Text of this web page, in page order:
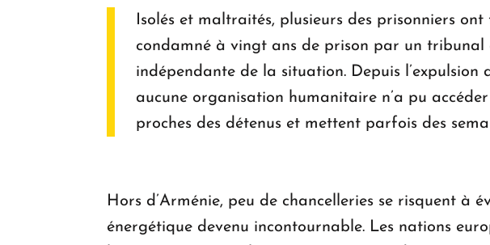
Isolés et maltraités, plusieurs des prisonniers
condamné à vingt ans de prison par un tribunal
indépendante de la situation. Depuis
aucune organisation humanitaire n’a pu
proches des détenus et mettent parfois des
Hors d’Arménie, peu de chancelleries se risquent
énergétique devenu incontournable. Les nations